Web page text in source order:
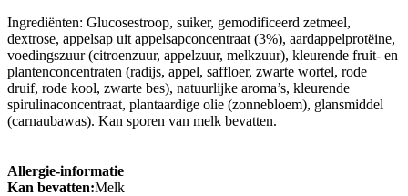
Ingrediënten: Glucosestroop, suiker, gemodificeerd zetmeel,
dextrose, appelsap uit appelsapconcentraat (3%), aardappelprotëine,
voedingszuur (citroenzuur, appelzuur, melkzuur), kleurende fruit- en
plantenconcentraten (radijs, appel, saffloer, zwarte wortel, rode
druif, rode kool, zwarte bes), natuurlijke aroma’s, kleurende
spirulinaconcentraat, plantaardige olie (zonnebloem), glansmiddel
(carnaubawas). Kan sporen van melk bevatten.
Allergie-informatie
Kan bevatten:Melk